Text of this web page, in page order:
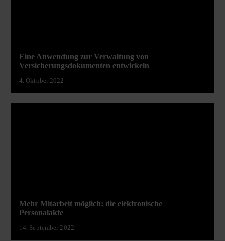
Eine Anwendung zur Verwaltung von
Versicherungsdokumenten entwickeln
4. Oktober 2022
Mehr Mitarbeit möglich: die elektronische
Personalakte
14. September 2022